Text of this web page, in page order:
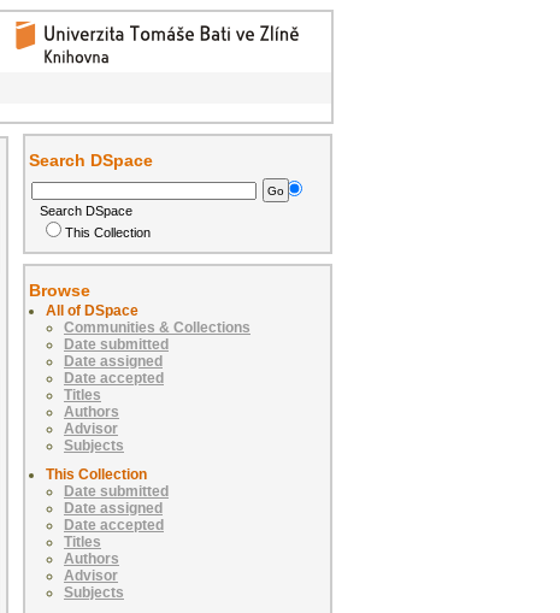
Search DSpace
Search DSpace
This Collection
Browse
All of DSpace
Communities & Collections
Date submitted
Date assigned
Date accepted
Titles
Authors
Advisor
Subjects
This Collection
Date submitted
Date assigned
Date accepted
Titles
Authors
Advisor
Subjects